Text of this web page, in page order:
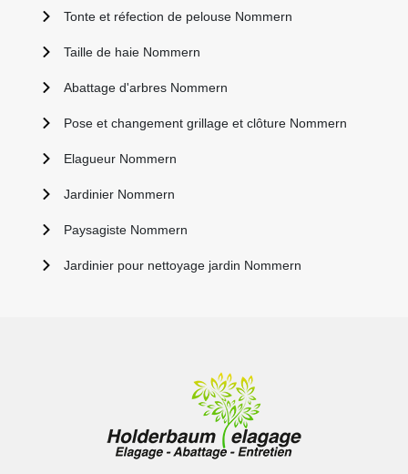
Tonte et réfection de pelouse Nommern
Taille de haie Nommern
Abattage d'arbres Nommern
Pose et changement grillage et clôture Nommern
Elagueur Nommern
Jardinier Nommern
Paysagiste Nommern
Jardinier pour nettoyage jardin Nommern